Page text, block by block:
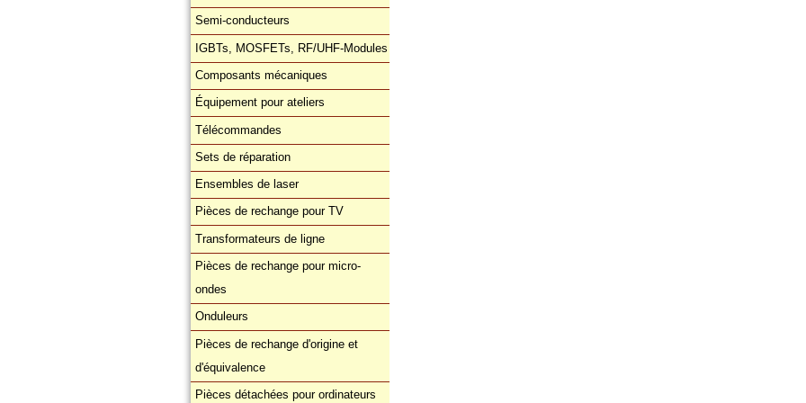
Semi-conducteurs
IGBTs, MOSFETs, RF/UHF-Modules
Composants mécaniques
Équipement pour ateliers
Télécommandes
Sets de réparation
Ensembles de laser
Pièces de rechange pour TV
Transformateurs de ligne
Pièces de rechange pour micro-
ondes
Onduleurs
Pièces de rechange d'origine et
d'équivalence
Pièces détachées pour ordinateurs